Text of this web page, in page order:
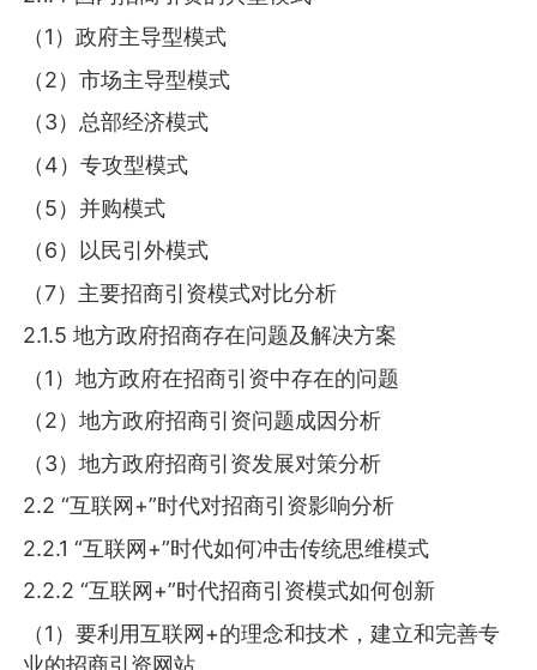
（1）政府主导型模式
（2）市场主导型模式
（3）总部经济模式
（4）专攻型模式
（5）并购模式
（6）以民引外模式
（7）主要招商引资模式对比分析
2.1.5 地方政府招商存在问题及解决方案
（1）地方政府在招商引资中存在的问题
（2）地方政府招商引资问题成因分析
（3）地方政府招商引资发展对策分析
2.2 “互联网+”时代对招商引资影响分析
2.2.1 “互联网+”时代如何冲击传统思维模式
2.2.2 “互联网+”时代招商引资模式如何创新
（1）要利用互联网+的理念和技术，建立和完善专
业的招商引资网站